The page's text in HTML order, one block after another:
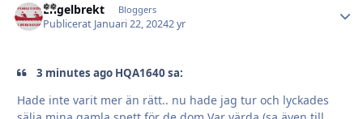
Engelbrekt Bloggers
Publicerat Januari 22, 20242 yr
3 minutes ago HQA1640 sa:
Hade inte varit mer än rätt.. nu hade jag tur och lyckades